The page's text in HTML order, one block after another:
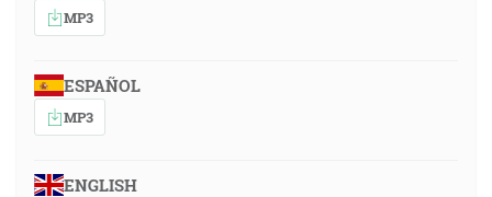
MP3
ESPAÑOL
MP3
ENGLISH